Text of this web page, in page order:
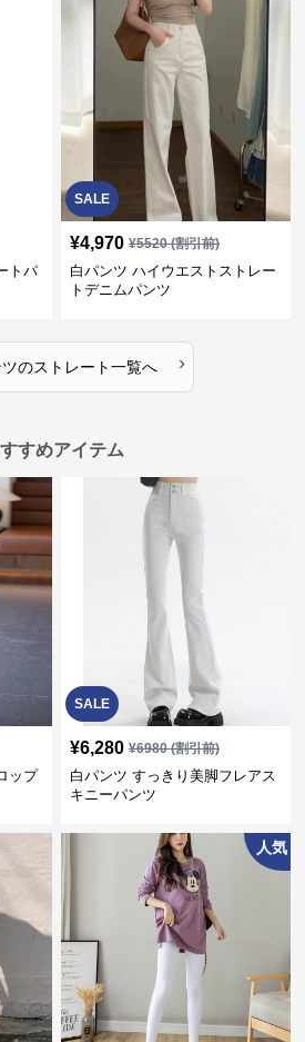
トパ
SALE
¥4,970 ¥5520(割引前)
白パンツ ハイウエストストレー
トデニムパンツ
のストレート一覧へ ›
すめアイテム
ップ
SALE
¥6,280 ¥6980(割引前)
白パンツ すっきり美脚フレアス
キニーパンツ
人気